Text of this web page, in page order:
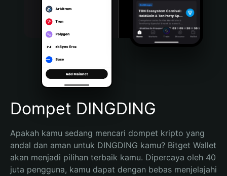
Bahasa Indonesia
Português (Brasil)
Español (Argentina)
Dompet DINGDING
Apakah kamu sedang mencari dompet kripto yang
andal dan aman untuk DINGDING kamu? Bitget Wallet
akan menjadi pilihan terbaik kamu. Dipercaya oleh 40
juta pengguna, kamu dapat dengan bebas menjelajahi